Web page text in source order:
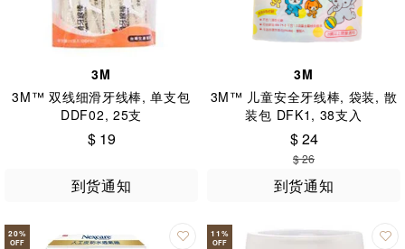
3M
3M™ 双线细滑牙线棒, 单支包
DDF02, 25支
$ 19
到货通知
3M
3M™ 儿童安全牙线棒, 袋装, 散
装包 DFK1, 38支入
$ 24
$ 26
到货通知
20%
OFF
11%
OFF